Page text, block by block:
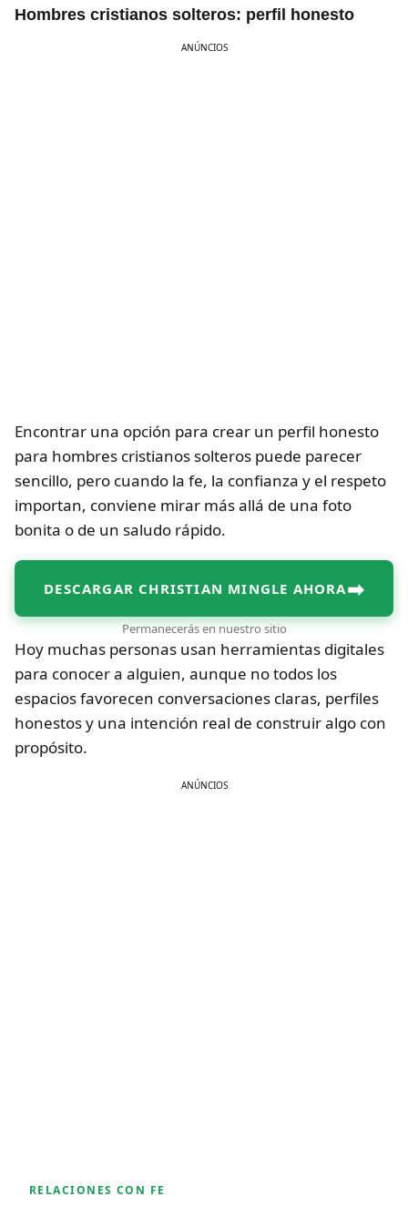
Hombres cristianos solteros: perfil honesto
ANÚNCIOS
Encontrar una opción para crear un perfil honesto
para hombres cristianos solteros puede parecer
sencillo, pero cuando la fe, la confianza y el respeto
importan, conviene mirar más allá de una foto
bonita o de un saludo rápido.
DESCARGAR CHRISTIAN MINGLE AHORA➡
Permanecerás en nuestro sitio
Hoy muchas personas usan herramientas digitales
para conocer a alguien, aunque no todos los
espacios favorecen conversaciones claras, perfiles
honestos y una intención real de construir algo con
propósito.
ANÚNCIOS
RELACIONES CON FE